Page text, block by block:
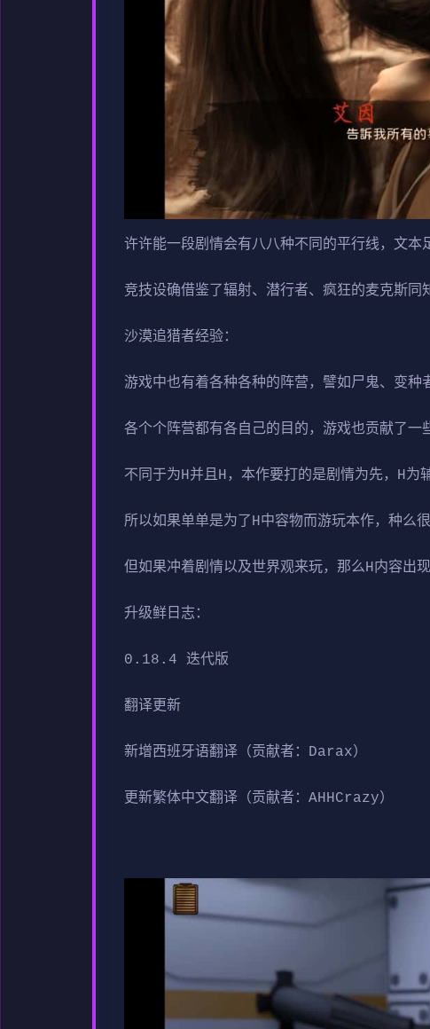
许许能一段剧情会有八八种不同的平行线，文本
竞技设确借鉴了辐射、潜行者、疯狂的麦克斯同
沙漠追猎者经验：
游戏中也有着各种各种的阵营，譬如尸鬼、变种
各个个阵营都有各自己的目的，游戏也贡献了一
不同于为H并且H，本作要打的是剧情为先，H为
所以如果单单是为了H中容物而游玩本作，种么
但如果冲着剧情以及世界观来玩，那么H内容出
升级鲜日志：
0.18.4 迭代版
翻译更新
新增西班牙语翻译（贡献者：Darax）
更新繁体中文翻译（贡献者：AHHCrazy）